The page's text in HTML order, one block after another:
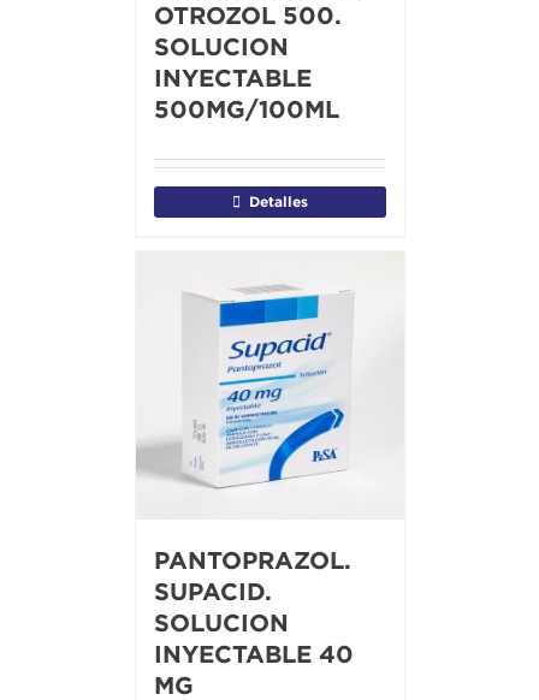
OTROZOL 500.
SOLUCION
INYECTABLE
500MG/100ML
Detalles
PANTOPRAZOL.
SUPACID.
SOLUCION
INYECTABLE 40
MG